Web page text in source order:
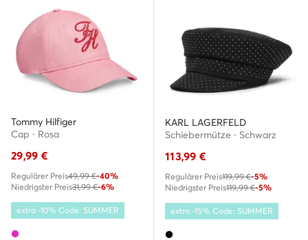
Tommy Hilfiger
Cap · Rosa
29,99 €
Regulärer Preis49,99 €-40%
Niedrigster Preis31,99 €-6%
extra -10% Code: SUMMER
KARL LAGERFELD
Schiebermütze · Schwarz
113,99 €
Regulärer Preis119,99 €-5%
Niedrigster Preis119,99 €-5%
extra -15% Code: SUMMER